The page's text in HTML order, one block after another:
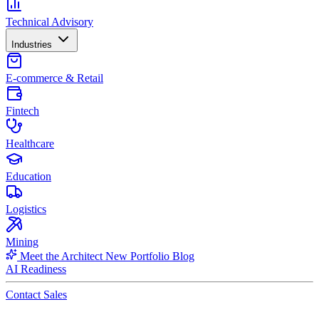
Technical Advisory
Industries
E-commerce & Retail
Fintech
Healthcare
Education
Logistics
Mining
Meet the Architect New Portfolio Blog
AI Readiness
Contact Sales